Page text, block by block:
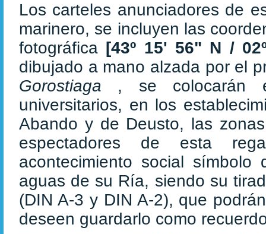
Los carteles anunciadores de
marinero, se incluyen las
fotográfica [43º 15' 56" N /
dibujado a mano alzada por el
Gorostiaga , se colocarán
universitarios, en los
Abando y de Deusto, las
espectadores de esta
acontecimiento social
aguas de su Ría, siendo su
(DIN A-3 y DIN A-2), que
deseen guardarlo como